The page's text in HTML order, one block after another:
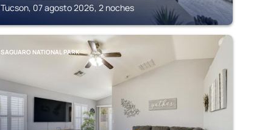
Tucson, 07 agosto 2026, 2 noches
SAGUARO NATIONAL PARK